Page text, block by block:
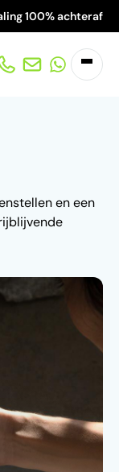
100% achteraf
en een